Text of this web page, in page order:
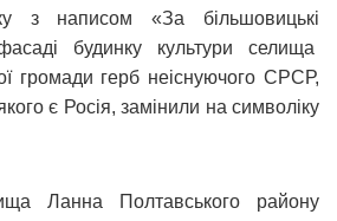
з написом «За більшовицькі
будинку культури селища
громади герб неіснуючого СРСР,
є Росія, замінили на символіку
Ланна Полтавського району